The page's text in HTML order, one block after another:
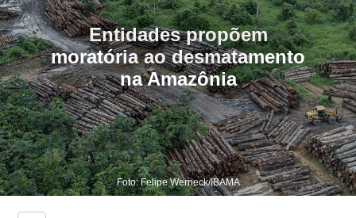
Entidades propõem
moratória ao desmatamento
na Amazônia
Foto: Felipe Werneck/IBAMA